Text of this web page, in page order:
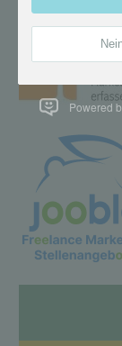
Powered